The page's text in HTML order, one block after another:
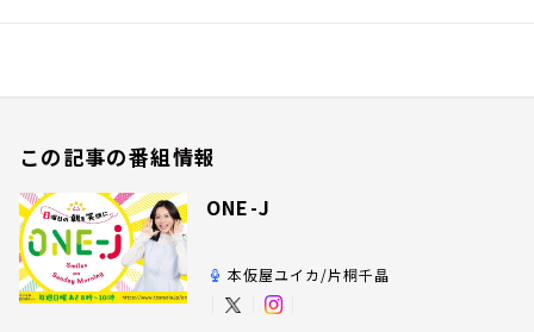
この記事の番組情報
ONE-J
本仮屋ユイカ/片桐千晶